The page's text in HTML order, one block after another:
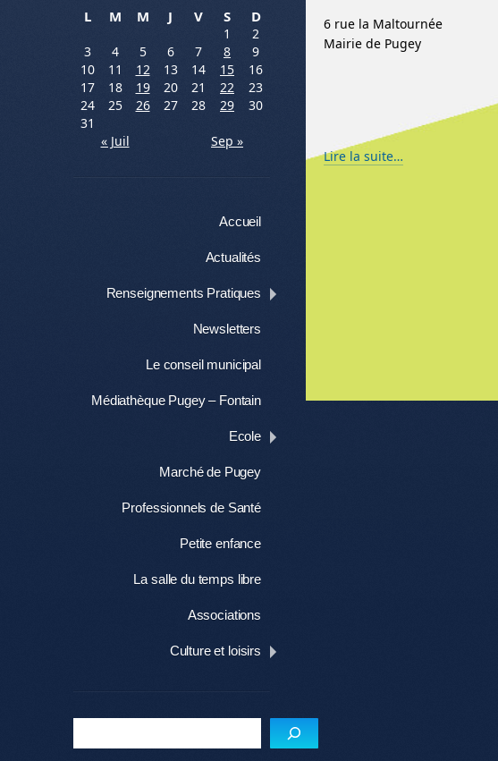
L
M M J V S D
1
2
3
4 5 6 7 8
9
10
11 12 13 14 15
16
17
18 19 20 21 22
23
24
25 26 27 28 29
30
31
« Juil
Sep »
Accueil
Actualités
Renseignements Pratiques
Newsletters
Le conseil municipal
Médiathèque Pugey – Fontain
Ecole
Marché de Pugey
Professionnels de Santé
Petite enfance
La salle du temps libre
Associations
Culture et loisirs
6 rue la Maltournée
Mairie de Pugey
Lire la suite…